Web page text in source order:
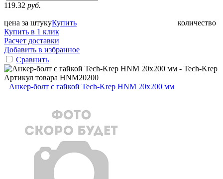
119.32 руб.
цена за штуку количество
Купить
Купить в 1 клик
Расчет доставки
Добавить в избранное
Сравнить
Артикул товара HNM20200
Анкер-болт с гайкой Tech-Krep HNM 20х200 мм